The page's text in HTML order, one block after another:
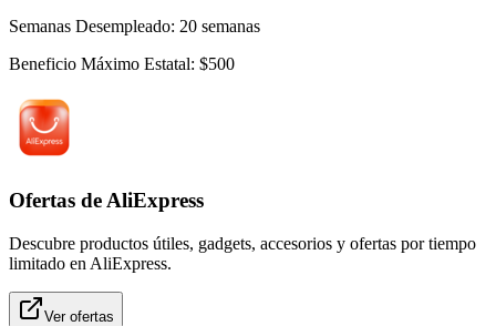
Semanas Desempleado: 20 semanas
Beneficio Máximo Estatal: $500
Ofertas de AliExpress
Descubre productos útiles, gadgets, accesorios y ofertas por tiempo
limitado en AliExpress.
Ver ofertas